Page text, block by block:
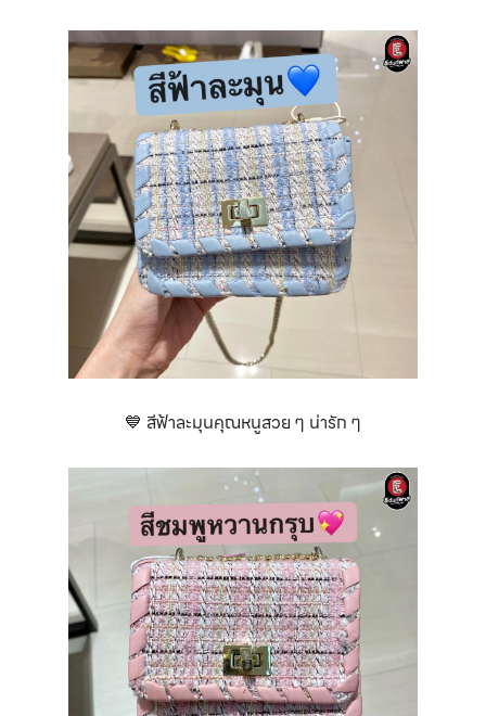
💙 สีฟ้าละมุนคุณหนูสวย ๆ น่ารัก ๆ